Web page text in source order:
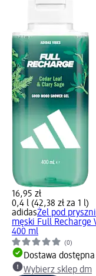
16,95 zł
0,4 l (42,38 zł za 1 l)
adidasŻel pod
męski Full Recharge
400 ml
(0)
Dostawa dostępna
Wybierz sklep dm